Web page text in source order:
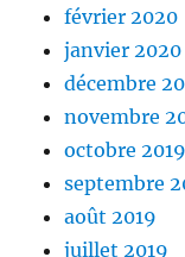
février 2020
janvier 2020
décembre
novembre
octobre 2019
septembre
août 2019
juillet 2019